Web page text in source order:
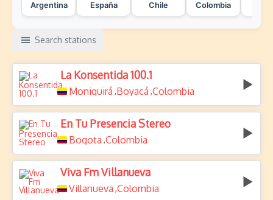
Argentina España Chile Colombia
Search stations
La Konsentida 100.1
Moniquirá ,Boyacá ,Colombia
En Tu Presencia Stereo
Bogota ,Colombia
Viva Fm Villanueva
Villanueva ,Colombia